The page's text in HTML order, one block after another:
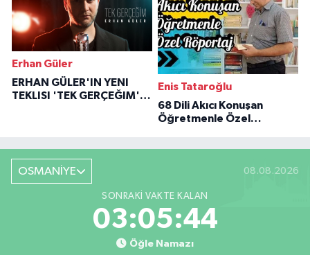
Erhan Güler
ERHAN GÜLER'IN YENI
TEKLISI 'TEK GERÇEĞIM'LE
Enis Tataroğlu
68 Dili Akıcı Konuşan
Öğretmenle Özel
OSMANİYE 08.08.2026
SONRAKI VAKTE KALAN
03:05:43
Öğle Namazı